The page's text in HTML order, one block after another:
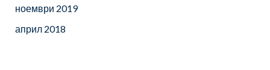
ноември 2019
април 2018